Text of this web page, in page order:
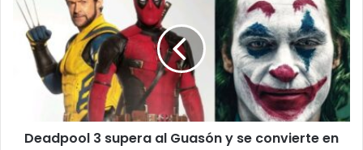
supera
Guasón
Deadpool 3 supera al Guasón y se convierte en